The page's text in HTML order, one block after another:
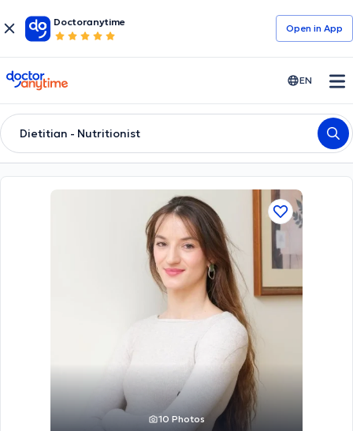
Doctoranytime
Open in Αpp
doctoranytime EN
Dietitian - Nutritionist
10 Photos